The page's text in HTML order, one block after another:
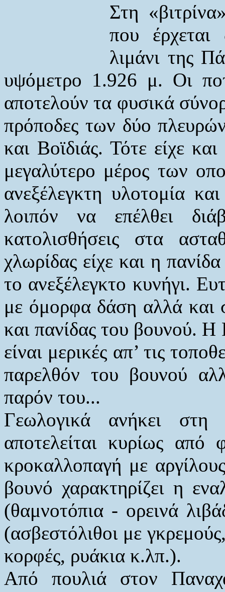
Στη
που
λιμάνι της
υψόμετρο 1.926 μ. Οι
αποτελούν τα φυσικά
πρόποδες των δύο
και Βοϊδιάς. Τότε είχε
μεγαλύτερο μέρος των
ανεξέλεγκτη υλοτομία
λοιπόν να επέλθει
κατολισθήσεις στα
χλωρίδας είχε και η
το ανεξέλεγκτο κυνήγι.
με όμορφα δάση αλλά και
και πανίδας του βουνού.
είναι μερικές απ’ τις
παρελθόν του βουνού
παρόν του...
Γεωλογικά ανήκει
αποτελείται κυρίως από
κροκαλλοπαγή με
βουνό χαρακτηρίζει η
(θαμνοτόπια - ορεινά
(ασβεστόλιθοι με
κορφές, ρυάκια κ.λπ.).
Από πουλιά στον